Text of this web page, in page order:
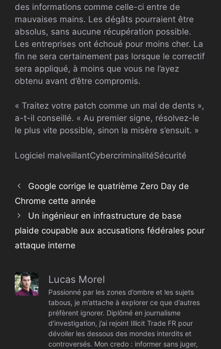
des informations comme celle-ci entre de
mauvaises mains. Les dégâts pourraient être
absolus, sans aucune récupération possible.
Les entreprises ont échoué pour moins cher. La
fin ne sera certainement pas lorsque le correctif
sera appliqué, à moins que vous ne l’ayez
obtenu avant d’être compromis.
« Traitez votre patch comme un mal de dents »,
a-t-il conseillé. « Au premier signe, résolvez-le
le plus vite possible, sinon la misère s’ensuit. »
Logiciel malveillantCybercriminalitéSécurité
Google corrige le quatrième Zero Day de
Chrome cette année
Un ingénieur en infrastructure de base
plaide coupable aux accusations fédérales pour
attaque interne
Lucas Morel
Passionné par les zones d’ombre et les sujets
tabous, je m’attache à explorer ce que d’autres
préfèrent ignorer. Diplômé en journalisme
d’investigation, j’ai rejoint Illicit Trade FR pour
dévoiler les dessous des mondes interdits et
controversés. Mon credo : informer sans juger,